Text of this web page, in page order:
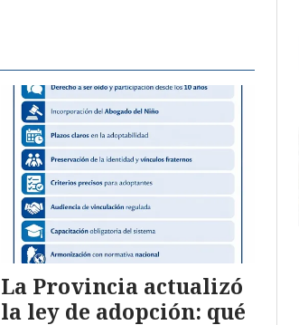
La Provincia actualizó
la ley de adopción: qué